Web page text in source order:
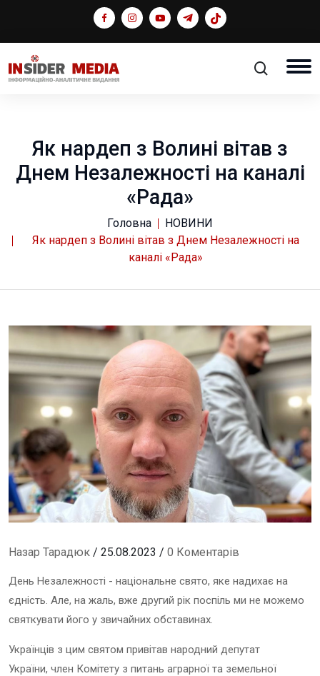
Як нардеп з Волині вітав з
Днем Незалежності на каналі
«Рада»
Головна
НОВИНИ
Як нардеп з Волині вітав з Днем Незалежності на
каналі «Рада»
Назар Тарадюк / 25.08.2023 / 0 Коментарів
День Незалежності - національне свято, яке надихає на
єдність. Але, на жаль, вже другий рік поспіль ми не можемо
святкувати його у звичайних обставинах.
Українців з цим святом привітав народний депутат
України, член Комітету з питань аграрної та земельної